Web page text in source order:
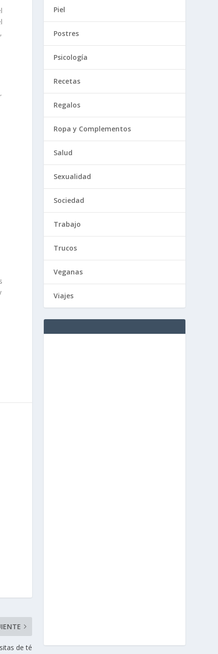
de té
Piel
Postres
Psicología
Recetas
Regalos
Ropa y Complementos
Salud
Sexualidad
Sociedad
Trabajo
Trucos
Veganas
Viajes